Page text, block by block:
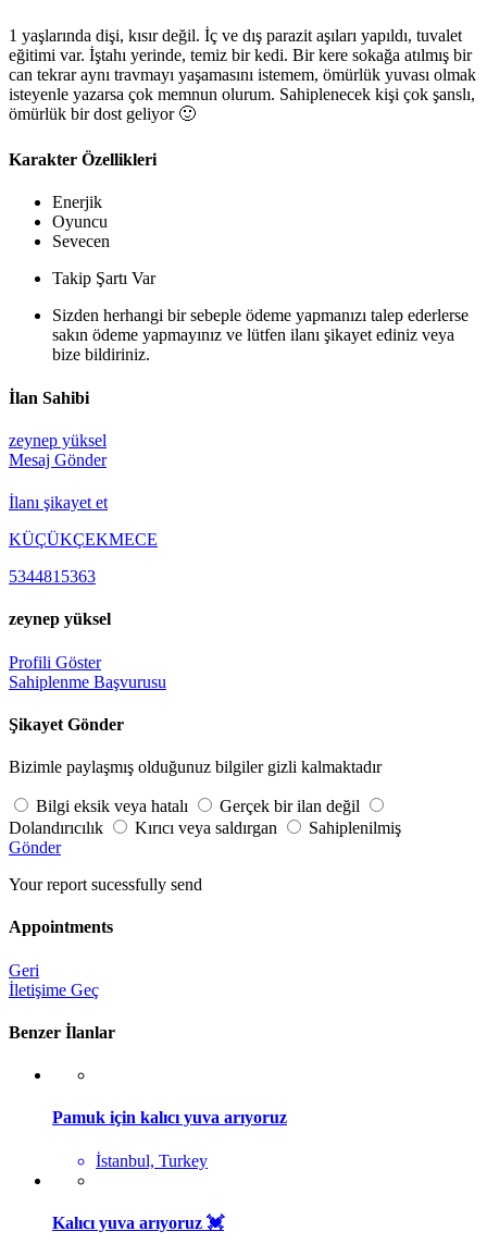
1 yaşlarında dişi, kısır değil. İç ve dış parazit aşıları yapıldı, tuvalet
eğitimi var. İştahı yerinde, temiz bir kedi. Bir kere sokağa atılmış bir
can tekrar aynı travmayı yaşamasını istemem, ömürlük yuvası olmak
isteyenle yazarsa çok memnun olurum. Sahiplenecek kişi çok şanslı,
ömürlük bir dost geliyor 🙂
Karakter Özellikleri
Enerjik
Oyuncu
Sevecen
Takip Şartı Var
Sizden herhangi bir sebeple ödeme yapmanızı talep ederlerse
sakın ödeme yapmayınız ve lütfen ilanı şikayet ediniz veya
bize bildiriniz.
İlan Sahibi
zeynep yüksel
Mesaj Gönder
İlanı şikayet et
KÜÇÜKÇEKMECE
5344815363
zeynep yüksel
Profili Göster
Sahiplenme Başvurusu
Şikayet Gönder
Bizimle paylaşmış olduğunuz bilgiler gizli kalmaktadır
Bilgi eksik veya hatalı
Gerçek bir ilan değil
Dolandırıcılık
Kırıcı veya saldırgan
Sahiplenilmiş
Gönder
Your report sucessfully send
Appointments
Geri
İletişime Geç
Benzer İlanlar
Pamuk için kalıcı yuva arıyoruz
İstanbul, Turkey
Kalıcı yuva arıyoruz 💓